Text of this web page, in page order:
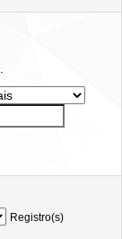
Registro(s)